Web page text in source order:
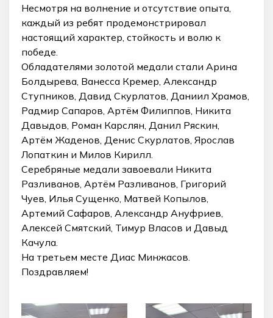
Несмотря на волнение и отсутствие опыта,
каждый из ребят продемонстрировал
настоящий характер, стойкость и волю к
победе.
Обладателями золотой медали стали Арина
Болдырева, Ванесса Кремер, Александр
Ступников, Давид Скурлатов, Даниил Храмов,
Радмир Сапаров, Артём Филиппов, Никита
Давыдов, Роман Карслян, Данил Ряскин,
Артём Жаденов, Денис Скурлатов, Ярослав
Лопаткин и Милов Кирилл.
Серебряные медали завоевали Никита
Разливанов, Артём Разливанов, Григорий
Чуев, Илья Сущенко, Матвей Копылов,
Артемий Сафаров, Александр Ануфриев,
Алексей Смятский, Тимур Власов и Давыд
Качула.
На третьем месте Диас Минжасов.
Поздравляем!